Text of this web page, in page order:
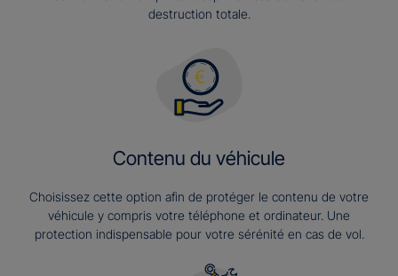
destruction totale.
Contenu du véhicule
Choisissez cette option afin de protéger le contenu de votre
véhicule y compris votre téléphone et ordinateur. Une
protection indispensable pour votre sérénité en cas de vol.